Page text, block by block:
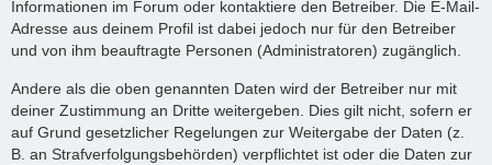
Informationen im Forum oder kontaktiere den Betreiber. Die E-Mail-
Adresse aus deinem Profil ist dabei jedoch nur für den Betreiber
und von ihm beauftragte Personen (Administratoren) zugänglich.
Andere als die oben genannten Daten wird der Betreiber nur mit
deiner Zustimmung an Dritte weitergeben. Dies gilt nicht, sofern er
auf Grund gesetzlicher Regelungen zur Weitergabe der Daten (z.
B. an Strafverfolgungsbehörden) verpflichtet ist oder die Daten zur